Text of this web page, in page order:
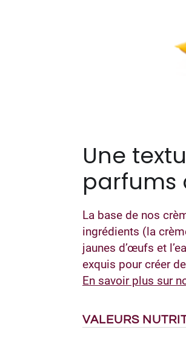
Une
parfums
La base de nos
ingrédients (la
jaunes d’œufs et
exquis pour créer
En savoir plus sur
VALEURS